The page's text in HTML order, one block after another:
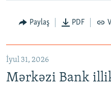
Paylaş PDF
İyul 31, 2026
Mərkəzi Bank